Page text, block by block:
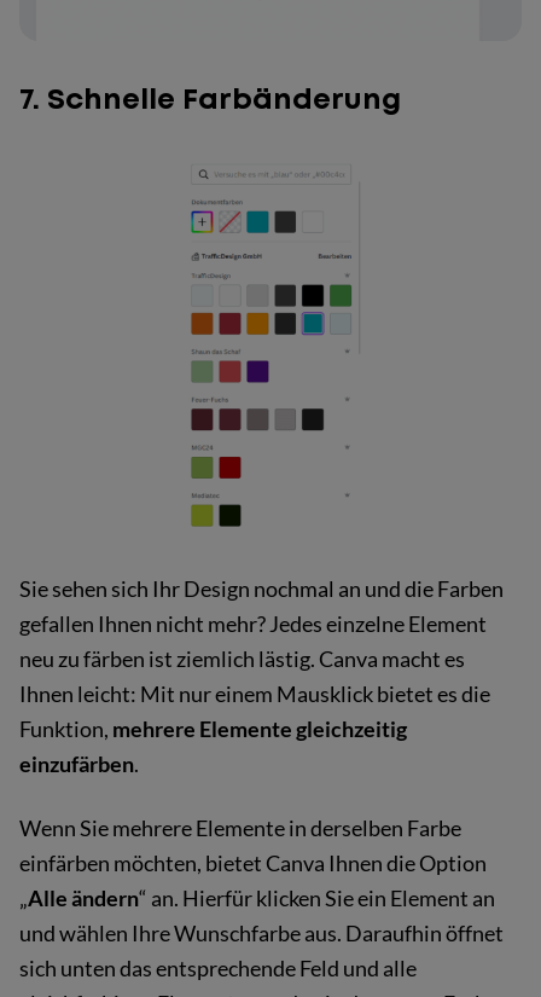
7. Schnelle Farbänderung
Sie sehen sich Ihr Design nochmal an und die Farben
gefallen Ihnen nicht mehr? Jedes einzelne Element
neu zu färben ist ziemlich lästig. Canva macht es
Ihnen leicht: Mit nur einem Mausklick bietet es die
Funktion, mehrere Elemente gleichzeitig
einzufärben.
Wenn Sie mehrere Elemente in derselben Farbe
einfärben möchten, bietet Canva Ihnen die Option
„Alle ändern“ an. Hierfür klicken Sie ein Element an
und wählen Ihre Wunschfarbe aus. Daraufhin öffnet
sich unten das entsprechende Feld und alle